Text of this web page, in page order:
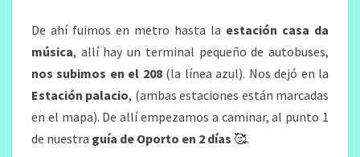
De ahí fuimos en metro hasta la estación casa da
música, allí hay un terminal pequeño de autobuses,
nos subimos en el 208(la línea azul). Nos dejó en la
Estación palacio, (ambas estaciones están marcadas
en el mapa). De allí empezamos a caminar, al punto 1
de nuestra guía de Oporto en 2 días 🥰.